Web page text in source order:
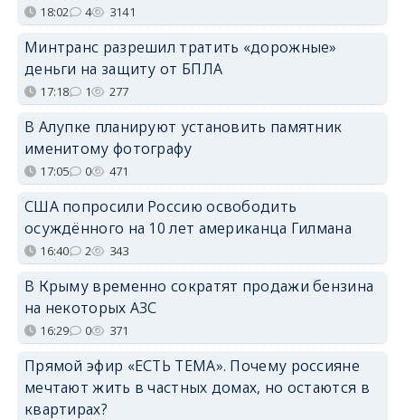
18:02 4 3141
Минтранс разрешил тратить «дорожные»
деньги на защиту от БПЛА
17:18 1 277
В Алупке планируют установить памятник
именитому фотографу
17:05 0 471
США попросили Россию освободить
осуждённого на 10 лет американца Гилмана
16:40 2 343
В Крыму временно сократят продажи бензина
на некоторых АЗС
16:29 0 371
Прямой эфир «ЕСТЬ ТЕМА». Почему россияне
мечтают жить в частных домах, но остаются в
квартирах?